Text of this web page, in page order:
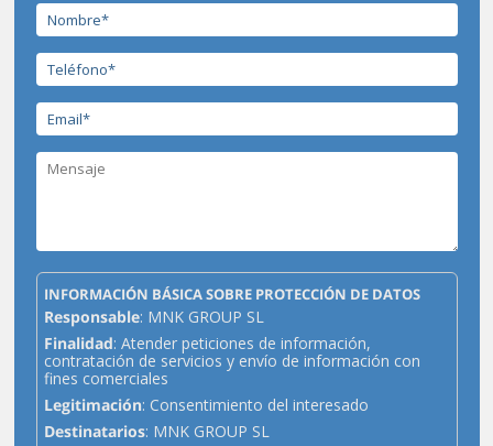
INFORMACIÓN BÁSICA SOBRE PROTECCIÓN DE DATOS
Responsable: MNK GROUP SL
Finalidad: Atender peticiones de información,
contratación de servicios y envío de información con
fines comerciales
Legitimación: Consentimiento del interesado
Destinatarios: MNK GROUP SL